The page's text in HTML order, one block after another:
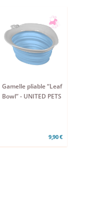
Gamelle pliable “Leaf
Bowl” - UNITED PETS
9,90 €